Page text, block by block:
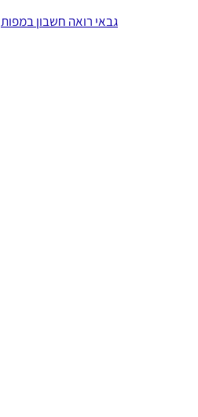
גבאי רואה חשבון במפות